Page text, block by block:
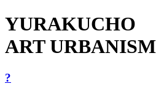
YURAKUCHO
ART URBANISM
?